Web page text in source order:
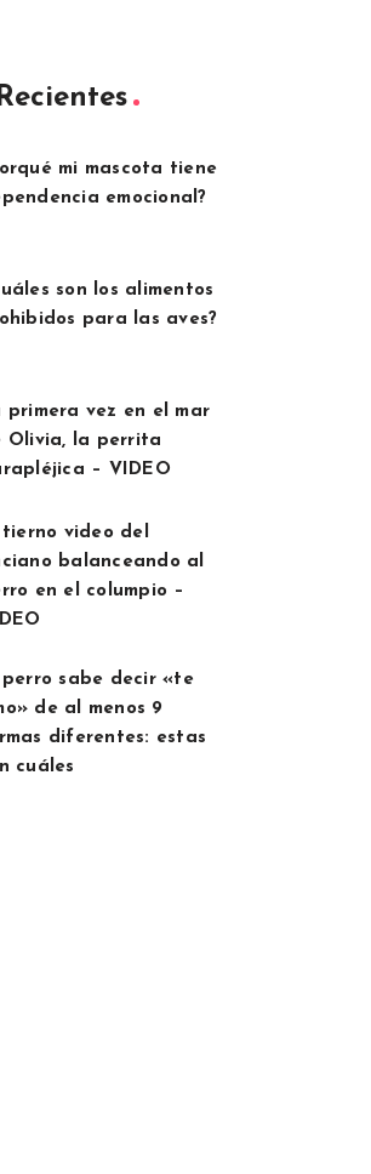
mi mascota tiene
emocional?
son los alimentos
para las aves?
primera vez en el mar
Olivia, la perrita
– VIDEO
tierno video del
balanceando al
en el columpio –
perro sabe decir «te
de al menos 9
diferentes: estas
cuáles